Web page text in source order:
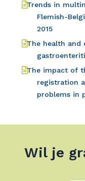
Trends in
Flemish-
2015
The health and
The impact of
registration
problems in
Wil je